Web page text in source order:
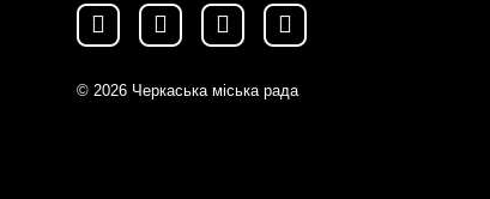
© 2026 Черкаська міська рада